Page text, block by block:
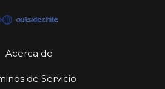
Acerca de
de Servicio